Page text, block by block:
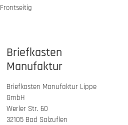
Frontseitig
Briefkasten
Manufaktur
Briefkasten Manufaktur Lippe
GmbH
Werler Str. 60
32105 Bad Salzuflen